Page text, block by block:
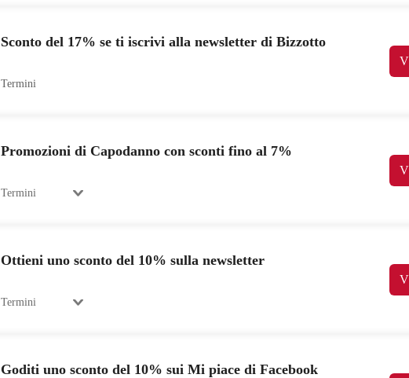
Sconto del 17% se ti iscrivi alla newsletter di Bizzotto
Termini
Promozioni di Capodanno con sconti fino al 7%
Termini
Ottieni uno sconto del 10% sulla newsletter
Termini
Goditi uno sconto del 10% sui Mi piace di Facebook